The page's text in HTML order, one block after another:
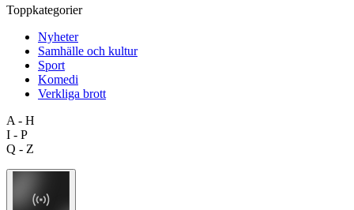
Toppkategorier
Nyheter
Samhälle och kultur
Sport
Komedi
Verkliga brott
A - H
I - P
Q - Z